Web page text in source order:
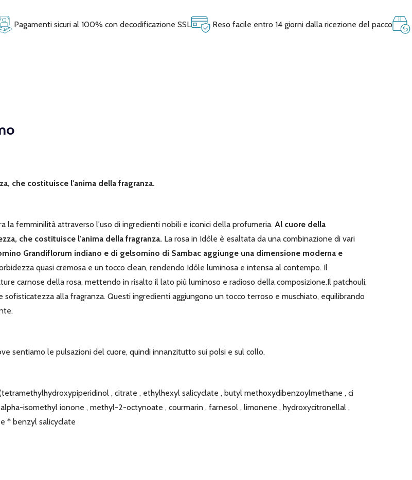
Pagamenti sicuri al 100% con decodificazione SSL Reso facile entro 14 giorni dalla ricezione del pacco
che costituisce l'anima della fragranza.
la femminilità attraverso l'uso di ingredienti nobili e iconici della profumeria. Al cuore della
che costituisce l'anima della fragranza. La rosa in Idôle è esaltata da una combinazione di vari
Grandiflorum indiano e di gelsomino di Sambac aggiunge una dimensione moderna e
quasi cremosa e un tocco clean, rendendo Idôle luminosa e intensa al contempo. Il
carnose della rosa, mettendo in risalto il lato più luminoso e radioso della composizione.Il patchouli,
alla fragranza. Questi ingredienti aggiungono un tocco terroso e muschiato, equilibrando
sentiamo le pulsazioni del cuore, quindi innanzitutto sui polsi e sul collo.
, citrate , ethylhexyl salicyclate , butyl methoxydibenzoylmethane , ci
isomethyl ionone , methyl-2-octynoate , courmarin , farnesol , limonene , hydroxycitronellal ,
* benzyl salicyclate